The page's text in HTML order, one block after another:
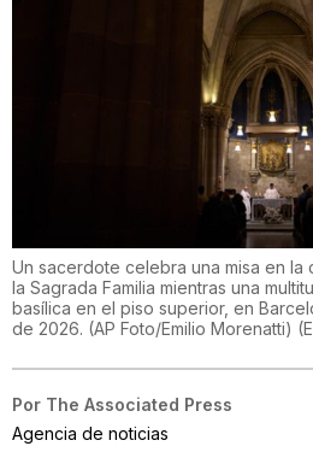
Un sacerdote celebra una misa en la
la Sagrada Familia mientras una
basílica en el piso superior, en
de 2026. (AP Foto/Emilio Morenatti) (
Por The Associated Press
Agencia de noticias